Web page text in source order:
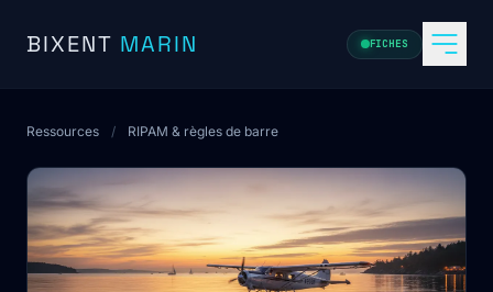
BIXENT MARIN FICHES
Ressources / RIPAM & règles de barre